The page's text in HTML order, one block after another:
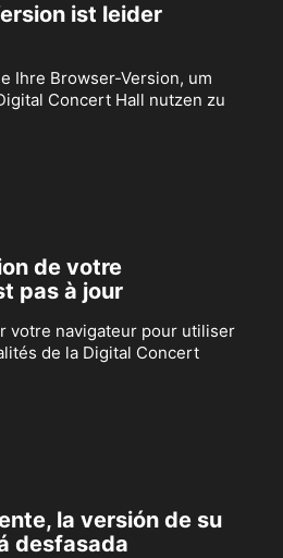
ist leider
Ihre Browser-Version, um
Concert Hall nutzen zu
de votre
pas à jour
votre navigateur pour utiliser
de la Digital Concert
la versión de su
desfasada